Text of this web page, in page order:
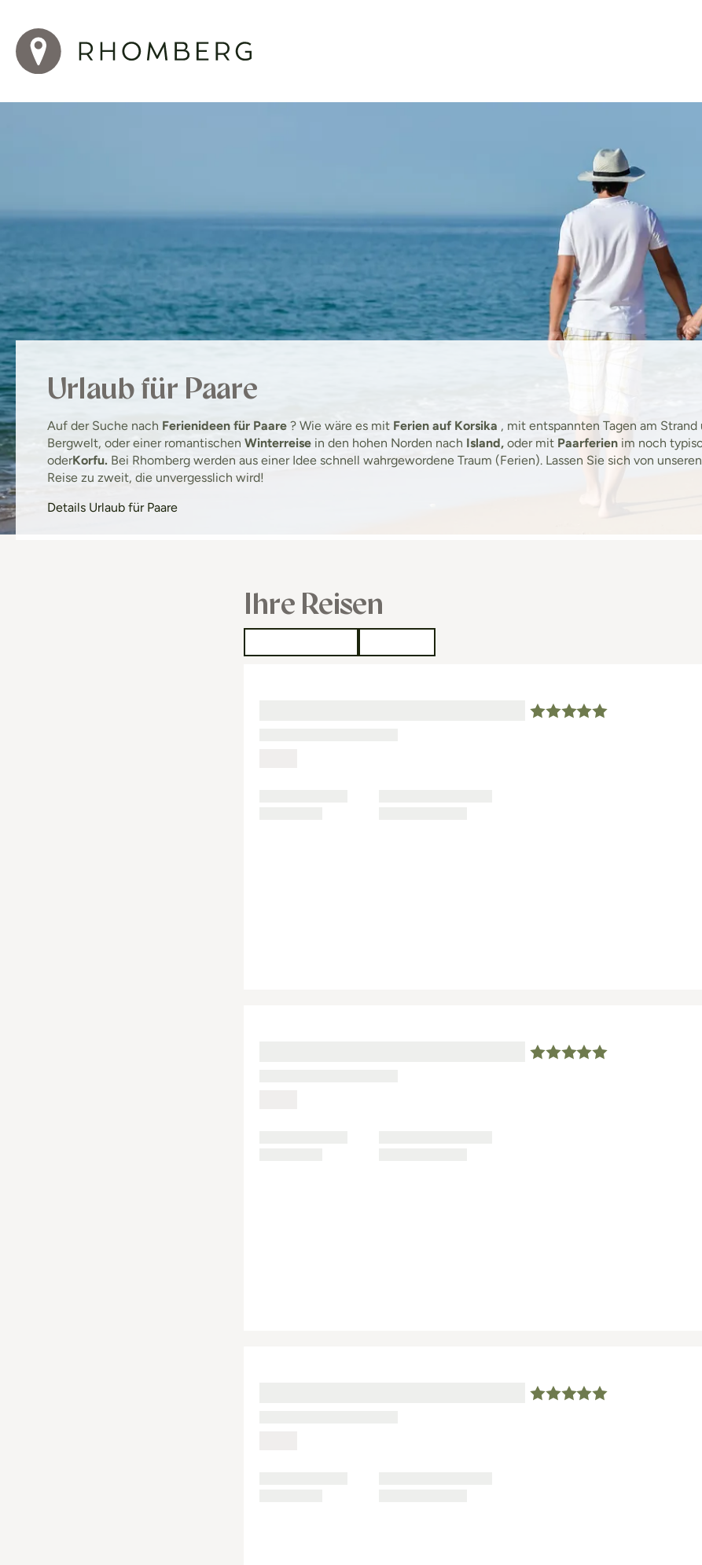
Urlaub für Paare
Auf der Suche nach Ferienideen für Paare ? Wie wäre es mit Ferien auf Korsika , mit entspannten Tagen am
Bergwelt, oder einer romantischen Winterreise in den hohen Norden nach Island, oder mit Paarferien im noch
oderKorfu. Bei Rhomberg werden aus einer Idee schnell wahrgewordene Traum (Ferien). Lassen Sie sich von
Reise zu zweit, die unvergesslich wird!
Details Urlaub für Paare
Ihre Reisen